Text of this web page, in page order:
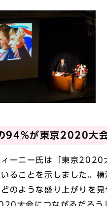
94%が東京2020大
ーニー氏は「東京2020
ることを示しました。
のような盛り上がりを